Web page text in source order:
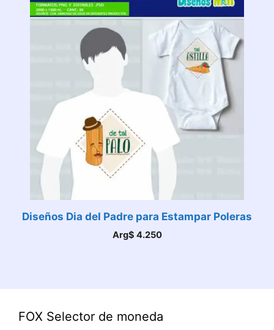
Diseños Dia del Padre para Estampar Poleras
Arg$ 4.250
FOX Selector de moneda